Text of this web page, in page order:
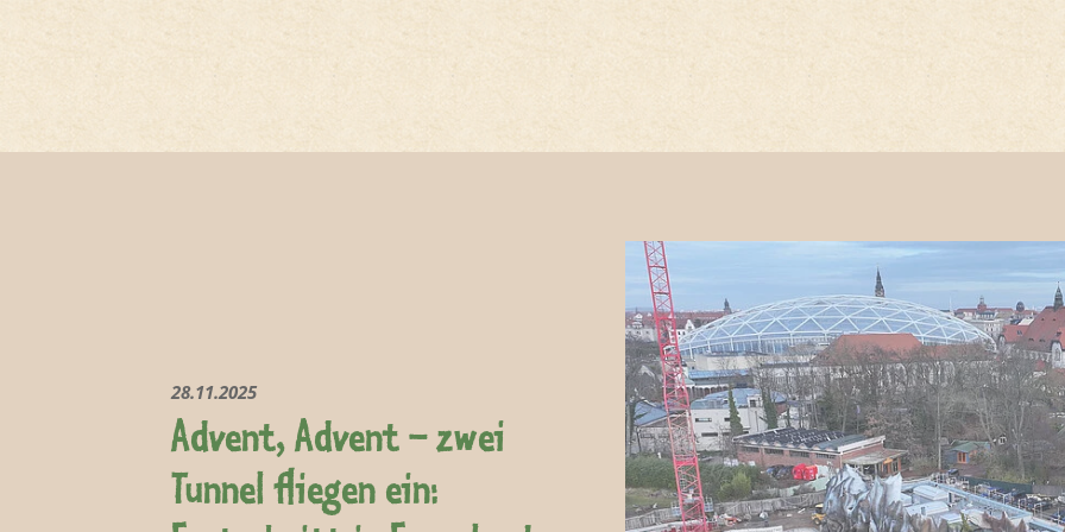
Hauptregion der Seite
28.11.2025
Advent, Advent – zwei
Tunnel fliegen ein: